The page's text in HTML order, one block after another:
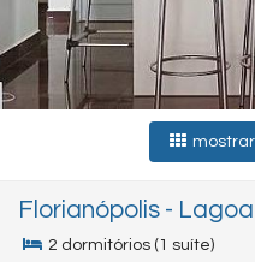
Florianópolis -
2 dormitórios (1 suíte)